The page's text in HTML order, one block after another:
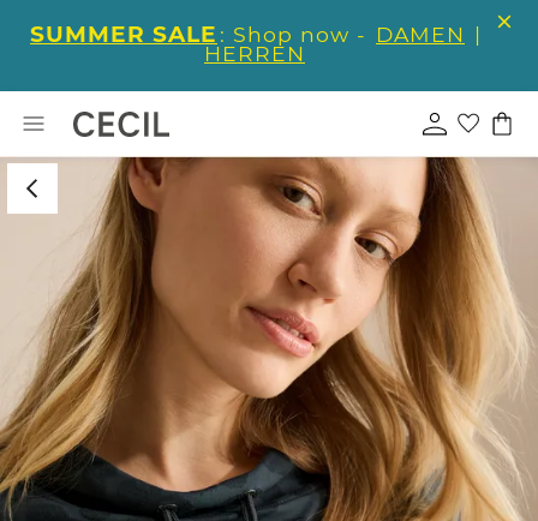
SUMMER SALE : Shop now - DAMEN |
HERREN